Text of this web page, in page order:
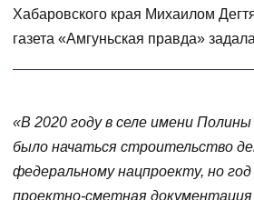
Хабаровского края Михаилом
газета «Амгуньская правда»
«В 2020 году в селе имени
было начаться строительство
федеральному нацпроекту, но год
проектно-сметная документация